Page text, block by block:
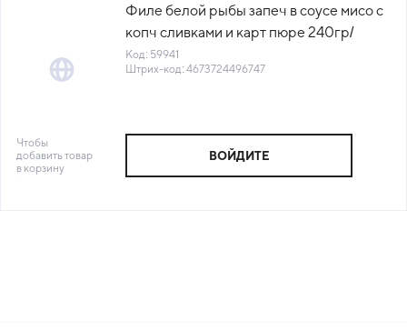
Филе белой рыбы запеч в соусе мисо с
копч сливками и карт пюре 240гр/
лоток Qummy™ Россия (КОД 59941)
(-18°С)
Код: 59941
Штрих-код: 4673724496747
Чтобы
добавить товар
в корзину
ВОЙДИТЕ